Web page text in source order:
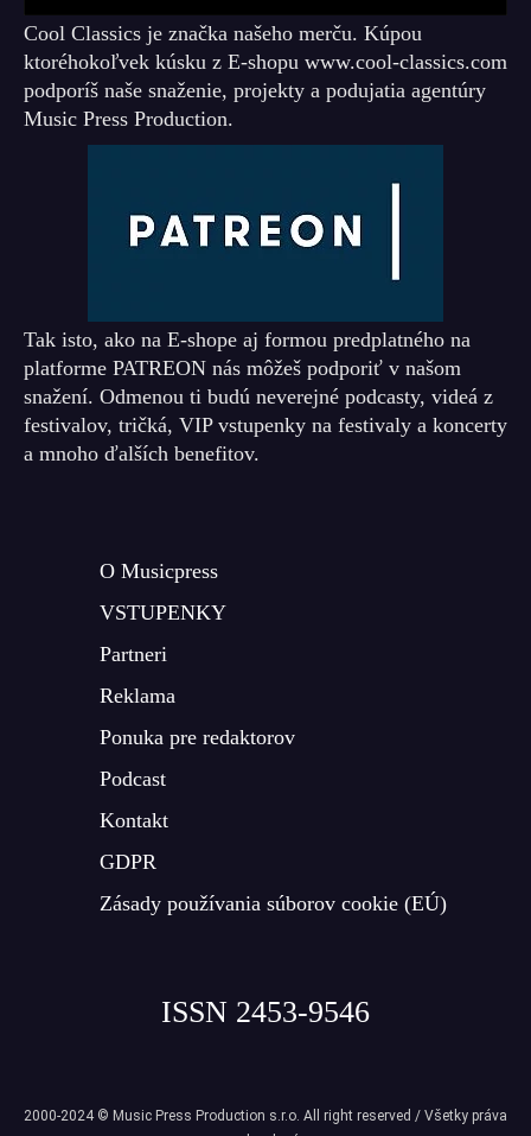
Cool Classics je značka našeho merču. Kúpou
ktoréhokoľvek kúsku z E-shopu www.cool-classics.com
podporíš naše snaženie, projekty a podujatia agentúry
Music Press Production.
Tak isto, ako na E-shope aj formou predplatného na
platforme PATREON nás môžeš podporiť v našom
snažení. Odmenou ti budú neverejné podcasty, videá z
festivalov, tričká, VIP vstupenky na festivaly a koncerty
a mnoho ďalších benefitov.
O Musicpress
VSTUPENKY
Partneri
Reklama
Ponuka pre redaktorov
Podcast
Kontakt
GDPR
Zásady používania súborov cookie (EÚ)
ISSN 2453-9546
2000-2024 © Music Press Production s.r.o. All right reserved / Všetky práva